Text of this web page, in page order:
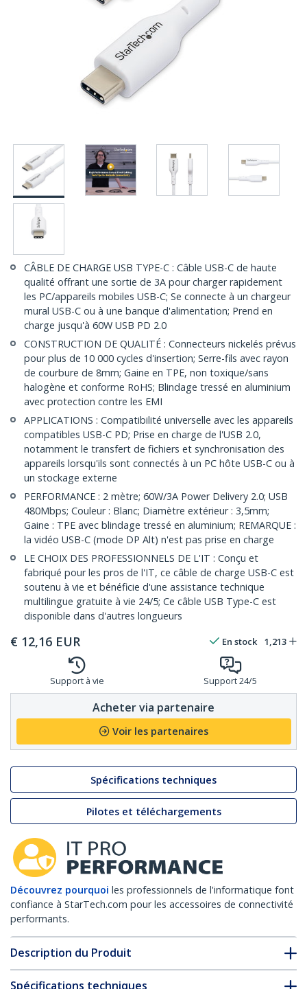
CÂBLE DE CHARGE USB TYPE-C : Câble USB-C de haute
qualité offrant une sortie de 3A pour charger rapidement
les PC/appareils mobiles USB-C; Se connecte à un chargeur
mural USB-C ou à une banque d'alimentation; Prend en
charge jusqu'à 60W USB PD 2.0
CONSTRUCTION DE QUALITÉ : Connecteurs nickelés prévus
pour plus de 10 000 cycles d'insertion; Serre-fils avec rayon
de courbure de 8mm; Gaine en TPE, non toxique/sans
halogène et conforme RoHS; Blindage tressé en aluminium
avec protection contre les EMI
APPLICATIONS : Compatibilité universelle avec les appareils
compatibles USB-C PD; Prise en charge de l'USB 2.0,
notamment le transfert de fichiers et synchronisation des
appareils lorsqu'ils sont connectés à un PC hôte USB-C ou à
un stockage externe
PERFORMANCE : 2 mètre; 60W/3A Power Delivery 2.0; USB
480Mbps; Couleur : Blanc; Diamètre extérieur : 3,5mm;
Gaine : TPE avec blindage tressé en aluminium; REMARQUE :
la vidéo USB-C (mode DP Alt) n'est pas prise en charge
LE CHOIX DES PROFESSIONNELS DE L'IT : Conçu et
fabriqué pour les pros de l'IT, ce câble de charge USB-C est
soutenu à vie et bénéficie d'une assistance technique
multilingue gratuite à vie 24/5; Ce câble USB Type-C est
disponible dans d'autres longueurs
€ 12,16 EUR En stock 1,213
Support à vie Support 24/5
Acheter via partenaire
Voir les partenaires
Spécifications techniques
Pilotes et téléchargements
Découvrez pourquoi les professionnels de l'informatique font
confiance à StarTech.com pour les accessoires de connectivité
performants.
Description du Produit
Spécifications techniques